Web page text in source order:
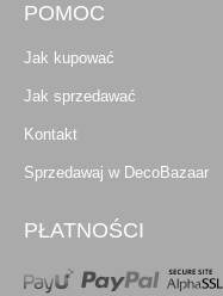
POMOC
Jak kupować
Jak sprzedawać
Kontakt
Sprzedawaj w DecoBazaar
PŁATNOŚCI